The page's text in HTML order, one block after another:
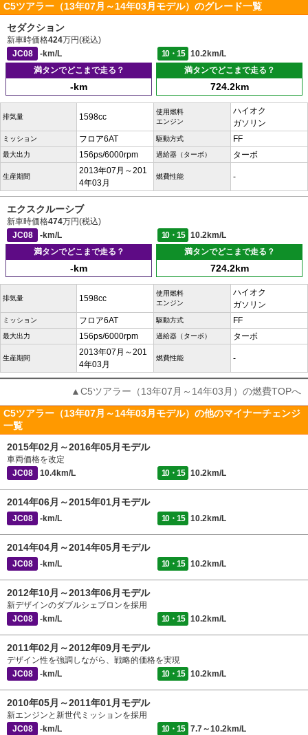
C5ツアラー（13年07月～14年03月モデル）のグレード一覧
セダクション
新車時価格424万円(税込)
JC08
-km/L 10・15
10.2km/L
満タンでどこまで走る？
-km
満タンでどこまで走る？
724.2km
排気量 1598cc
使用燃料
エンジン
ハイオク
ガソリン
ミッション フロア6AT 駆動方式 FF
最大出力 156ps/6000rpm 過給器（ターボ） ターボ
生産期間
2013年07月～201
4年03月
燃費性能 -
エクスクルーシブ
新車時価格474万円(税込)
JC08
-km/L 10・15
10.2km/L
満タンでどこまで走る？
-km
満タンでどこまで走る？
724.2km
排気量 1598cc
使用燃料
エンジン
ハイオク
ガソリン
ミッション フロア6AT 駆動方式 FF
最大出力 156ps/6000rpm 過給器（ターボ） ターボ
生産期間
2013年07月～201
4年03月
燃費性能 -
▲C5ツアラー（13年07月～14年03月）の燃費TOPへ
C5ツアラー（13年07月～14年03月モデル）の他のマイナーチェンジ
一覧
2015年02月～2016年05月モデル
車両価格を改定
JC08
10.4km/L 10・15 10.2km/L
2014年06月～2015年01月モデル
JC08 -km/L 10・15 10.2km/L
2014年04月～2014年05月モデル
JC08 -km/L 10・15 10.2km/L
2012年10月～2013年06月モデル
新デザインのダブルシェブロンを採用
JC08
-km/L 10・15 10.2km/L
2011年02月～2012年09月モデル
デザイン性を強調しながら、戦略的価格を実現
JC08
-km/L 10・15 10.2km/L
2010年05月～2011年01月モデル
新エンジンと新世代ミッションを採用
JC08
-km/L 10・15 7.7～10.2km/L